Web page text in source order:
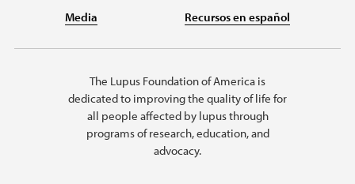
Media Recursos en español
The Lupus Foundation of America is
dedicated to improving the quality of life for
all people affected by lupus through
programs of research, education, and
advocacy.